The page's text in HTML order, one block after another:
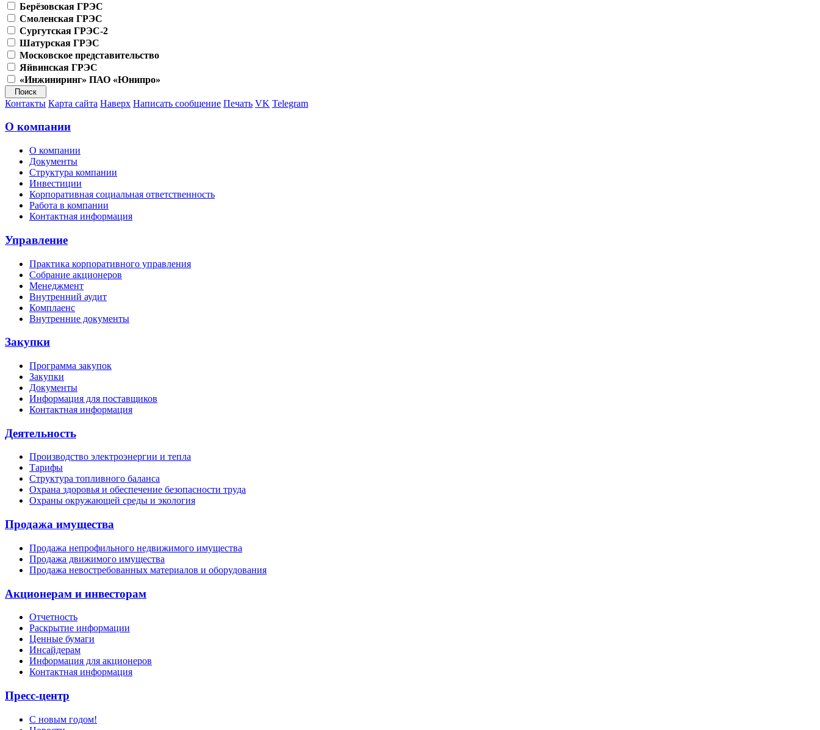
Берёзовская ГРЭС
Смоленская ГРЭС
Сургутская ГРЭС-2
Шатурская ГРЭС
Московское представительство
Яйвинская ГРЭС
«Инжиниринг» ПАО «Юнипро»
Контакты Карта сайта Наверх Написать сообщение Печать VK Telegram
О компании
О компании
Документы
Структура компании
Инвестиции
Корпоративная социальная ответственность
Работа в компании
Контактная информация
Управление
Практика корпоративного управления
Собрание акционеров
Менеджмент
Внутренний аудит
Комплаенс
Внутренние документы
Закупки
Программа закупок
Закупки
Документы
Информация для поставщиков
Контактная информация
Деятельность
Производство электроэнергии и тепла
Тарифы
Структура топливного баланса
Охрана здоровья и обеспечение безопасности труда
Охраны окружающей среды и экология
Продажа имущества
Продажа непрофильного недвижимого имущества
Продажа движимого имущества
Продажа невостребованных материалов и оборудования
Акционерам и инвесторам
Отчетность
Раскрытие информации
Ценные бумаги
Инсайдерам
Информация для акционеров
Контактная информация
Пресс-центр
С новым годом!